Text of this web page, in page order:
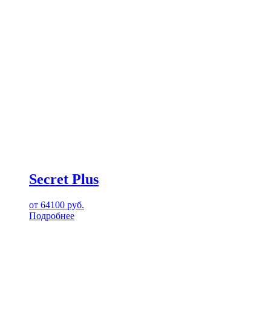
Secret Plus
от 64100 руб.
Подробнее